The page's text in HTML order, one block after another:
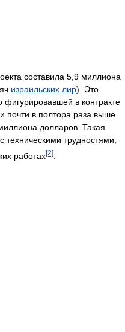
составила 5,9 миллиона
израильских лир). Это
в контракте
почти в полтора раза выше
долларов. Такая
техническими трудностями,
работах[2]